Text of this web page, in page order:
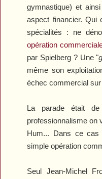
gymnastique) et
aspect financier. Qui
spécialités : ne
opération
par Spielberg ? Une "
même son
échec commercial
La parade était
professionnalisme on
Hum... Dans ce cas
simple opération
Seul Jean-Michel